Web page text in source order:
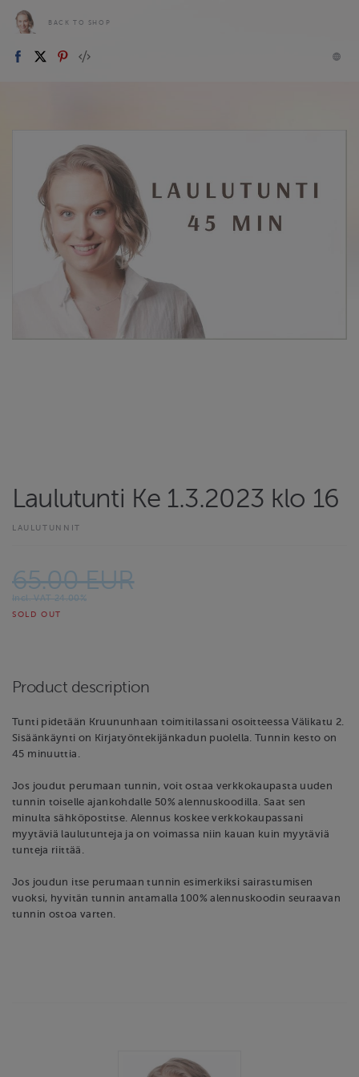
BACK TO SHOP
Laulutunti Ke 1.3.2023 klo 16
LAULUTUNNIT
65.00 EUR
Incl. VAT 24.00%
SOLD OUT
Product description
Tunti pidetään Kruununhaan toimitilassani osoitteessa Välikatu 2.
Sisäänkäynti on Kirjatyöntekijänkadun puolella. Tunnin kesto on
45 minuuttia.
Jos joudut perumaan tunnin, voit ostaa verkkokaupasta uuden
tunnin toiselle ajankohdalle 50% alennuskoodilla. Saat sen
minulta sähköpostitse. Alennus koskee verkkokaupassani
myytäviä laulutunteja ja on voimassa niin kauan kuin myytäviä
tunteja riittää.
Jos joudun itse perumaan tunnin esimerkiksi sairastumisen
vuoksi, hyvitän tunnin antamalla 100% alennuskoodin seuraavan
tunnin ostoa varten.